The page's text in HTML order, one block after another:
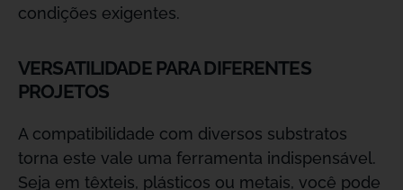
condições exigentes.
VERSATILIDADE PARA DIFERENTES
PROJETOS
A compatibilidade com diversos substratos
torna este vale uma ferramenta indispensável.
Seja em têxteis, plásticos ou metais, você pode